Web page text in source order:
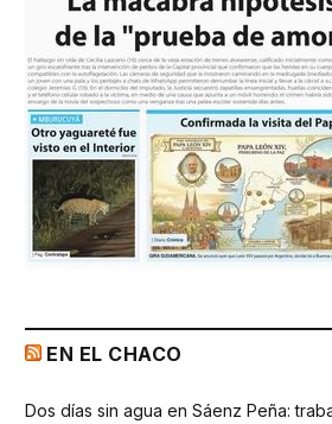
EN EL CHACO
Dos días sin agua en Sáenz Peña: